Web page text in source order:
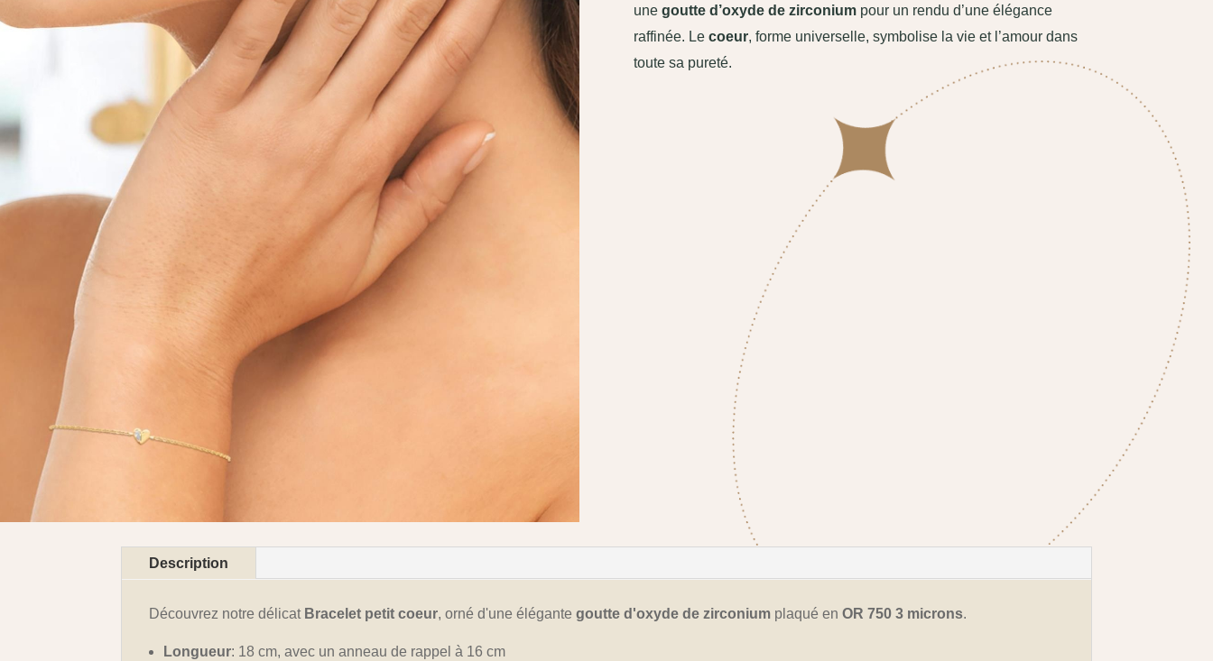
une goutte d’oxyde de zirconiumpour un rendu d’une élégance
raffinée. Le coeur, forme universelle, symbolise la vie et l’amour dans
toute sa pureté.
Description
Découvrez notre délicat Bracelet petit coeur, orné d'une élégantegoutte d'oxyde de zirconium plaqué enOR 750 3 microns.
Longueur: 18 cm, avec un anneau de rappel à 16 cm